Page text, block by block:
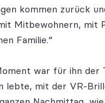
kommen zurück
Mitbewohnern, mit
Familie.“
war für ihn der
lebte, mit der VR-